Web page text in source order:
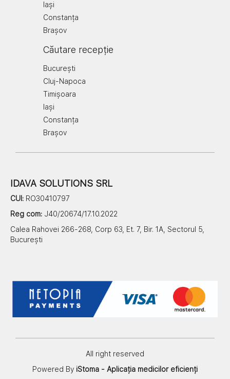
Iași
Constanța
Brașov
Căutare recepție
București
Cluj-Napoca
Timișoara
Iași
Constanța
Brașov
IDAVA SOLUTIONS SRL
CUI: RO30410797
Reg com: J40/20674/17.10.2022
Calea Rahovei 266-268, Corp 63, Et. 7, Bir. 1A, Sectorul 5,
București
All right reserved
Powered By iStoma - Aplicația medicilor eficienți